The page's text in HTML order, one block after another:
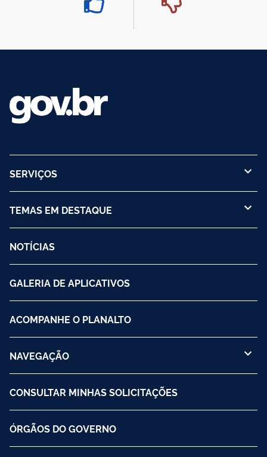
SERVIÇOS
TEMAS EM DESTAQUE
NOTÍCIAS
GALERIA DE APLICATIVOS
ACOMPANHE O PLANALTO
NAVEGAÇÃO
CONSULTAR MINHAS SOLICITAÇÕES
ÓRGÃOS DO GOVERNO